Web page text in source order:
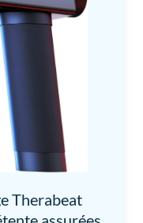
Therabeat